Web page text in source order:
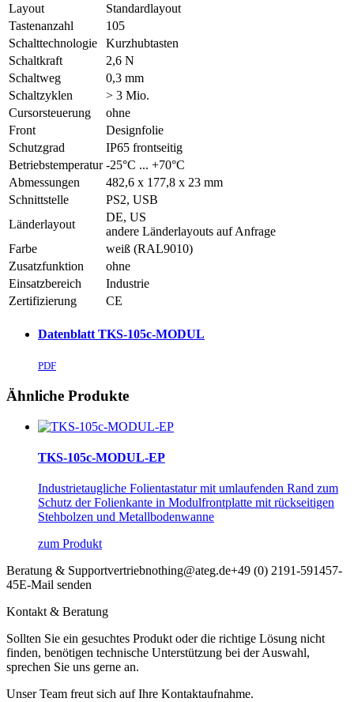
Layout
Standardlayout
Tastenanzahl
105
Schalttechnologie
Kurzhubtasten
Schaltkraft
2,6 N
Schaltweg
0,3 mm
Schaltzyklen
> 3 Mio.
Cursorsteuerung
ohne
Front
Designfolie
Schutzgrad
IP65 frontseitig
Betriebstemperatur -25°C ... +70°C
Abmessungen
482,6 x 177,8 x 23 mm
Schnittstelle
PS2, USB
Länderlayout
DE, US
andere Länderlayouts auf Anfrage
Farbe
weiß (RAL9010)
Zusatzfunktion
ohne
Einsatzbereich
Industrie
Zertifizierung
CE
Datenblatt TKS-105c-MODUL
PDF
Ähnliche Produkte
TKS-105c-MODUL-EP
Industrietaugliche Folientastatur mit umlaufenden Rand zum
Schutz der Folienkante in Modulfrontplatte mit rückseitigen
Stehbolzen und Metallbodenwanne
zum Produkt
Beratung & Supportvertriebnothing@ateg.de+49 (0) 2191-591457-
45E-Mail senden
Kontakt & Beratung
Sollten Sie ein gesuchtes Produkt oder die richtige Lösung nicht
finden, benötigen technische Unterstützung bei der Auswahl,
sprechen Sie uns gerne an.
Unser Team freut sich auf Ihre Kontaktaufnahme.